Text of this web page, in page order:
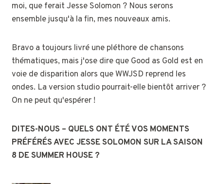
moi, que ferait Jesse Solomon ? Nous serons
ensemble jusqu'à la fin, mes nouveaux amis.
Bravo a toujours livré une pléthore de chansons
thématiques, mais j'ose dire que Good as Gold est en
voie de disparition alors que WWJSD reprend les
ondes. La version studio pourrait-elle bientôt arriver ?
On ne peut qu'espérer !
DITES-NOUS – QUELS ONT ÉTÉ VOS MOMENTS
PRÉFÉRÉS AVEC JESSE SOLOMON SUR LA SAISON
8 DE SUMMER HOUSE ?